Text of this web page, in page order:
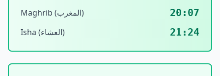
Maghrib (المغرب) 20:07
Isha (العشاء) 21:24